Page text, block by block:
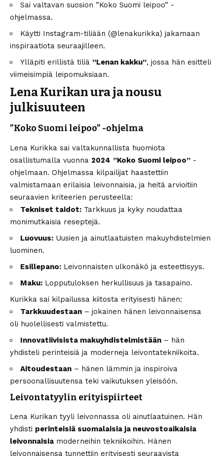
Sai valtavan suosion ”Koko Suomi leipoo” -
ohjelmassa.
Käytti Instagram-tiliään (@lenakurikka) jakamaan
inspiraatiota seuraajilleen.
Ylläpiti erillistä tiliä ”Lenan kakku”, jossa hän esitteli
viimeisimpiä leipomuksiaan.
Lena Kurikan ura ja nousu
julkisuuteen
”Koko Suomi leipoo” -ohjelma
Lena Kurikka sai valtakunnallista huomiota
osallistumalla vuonna 2024 ”Koko Suomi leipoo” -
ohjelmaan. Ohjelmassa kilpailijat haastettiin
valmistamaan erilaisia leivonnaisia, ja heitä arvioitiin
seuraavien kriteerien perusteella:
Tekniset taidot: Tarkkuus ja kyky noudattaa
monimutkaisia reseptejä.
Luovuus: Uusien ja ainutlaatuisten makuyhdistelmien
luominen.
Esillepano: Leivonnaisten ulkonäkö ja esteettisyys.
Maku: Lopputuloksen herkullisuus ja tasapaino.
Kurikka sai kilpailussa kiitosta erityisesti hänen:
Tarkkuudestaan – jokainen hänen leivonnaisensa
oli huolellisesti valmistettu.
Innovatiivisista makuyhdistelmistään – hän
yhdisteli perinteisiä ja moderneja leivontatekniikoita.
Aitoudestaan – hänen lämmin ja inspiroiva
persoonallisuutensa teki vaikutuksen yleisöön.
Leivontatyylin erityispiirteet
Lena Kurikan tyyli leivonnassa oli ainutlaatuinen. Hän
yhdisti perinteisiä suomalaisia ja neuvostoaikaisia
leivonnaisia moderneihin tekniikoihin. Hänen
leivonnaisensa tunnettiin erityisesti seuraavista